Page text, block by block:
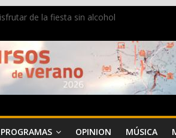
de la fiesta sin alcohol
Marqués de Campo con la recepción a la
agosto a figuras nacionales e
la ciudad y dan inicio a las fiestas en
PROGRAMAS OPINION MÚSICA